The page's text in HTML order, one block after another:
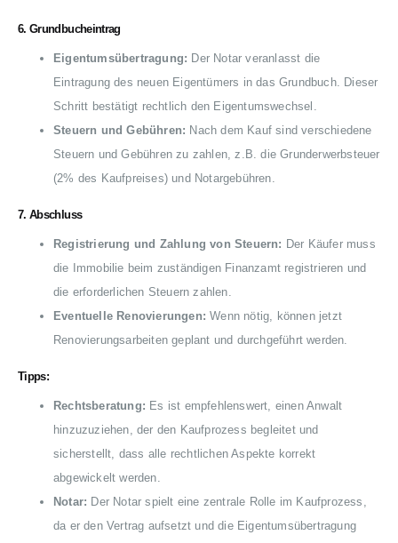
6.Grundbucheintrag
Eigentumsübertragung: Der Notar veranlasst die
Eintragung des neuen Eigentümers in das Grundbuch. Dieser
Schritt bestätigt rechtlich den Eigentumswechsel.
Steuern und Gebühren: Nach dem Kauf sind verschiedene
Steuern und Gebühren zu zahlen, z.B. die Grunderwerbsteuer
(2% des Kaufpreises) und Notargebühren.
7.Abschluss
Registrierung und Zahlung von Steuern: Der Käufer muss
die Immobilie beim zuständigen Finanzamt registrieren und
die erforderlichen Steuern zahlen.
Eventuelle Renovierungen: Wenn nötig, können jetzt
Renovierungsarbeiten geplant und durchgeführt werden.
Tipps:
Rechtsberatung: Es ist empfehlenswert, einen Anwalt
hinzuzuziehen, der den Kaufprozess begleitet und
sicherstellt, dass alle rechtlichen Aspekte korrekt
abgewickelt werden.
Notar: Der Notar spielt eine zentrale Rolle im Kaufprozess,
da er den Vertrag aufsetzt und die Eigentumsübertragung